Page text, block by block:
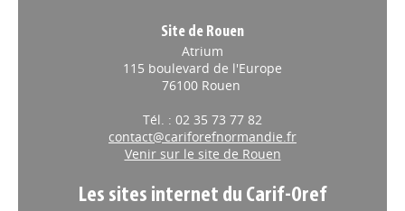
Site de Rouen
Atrium
115 boulevard de l'Europe
76100 Rouen
Tél. : 02 35 73 77 82
contact@cariforefnormandie.fr
Venir sur le site de Rouen
Les sites internet du Carif-Oref